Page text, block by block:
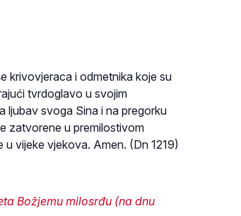
krivovjeraca i odmetnika koje su
tvrdoglavo u svojim
ljubav svoga Sina i na pregorku
zatvorene u premilostivom
vijeke vjekova. Amen. (Dn 1219)
Božjemu milosrđu (na dnu